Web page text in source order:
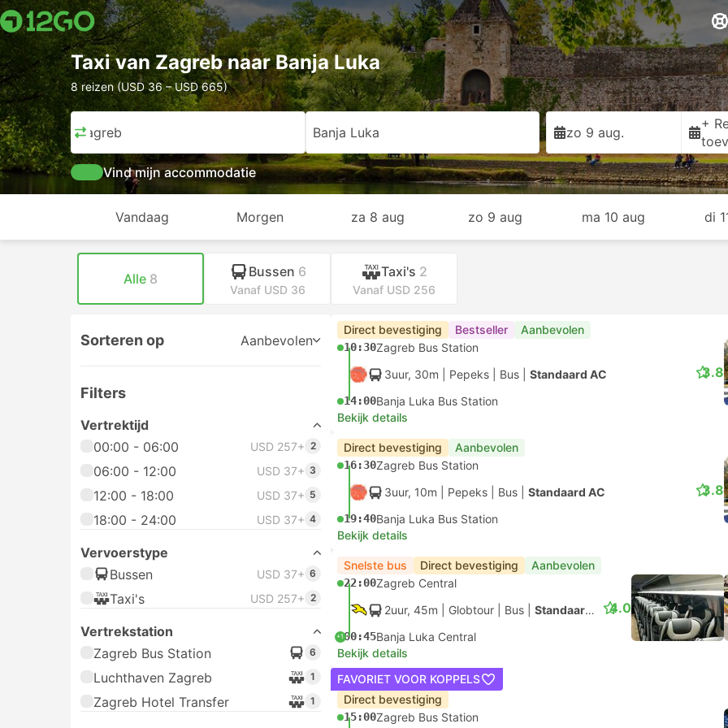
Taxi van Zagreb naar Banja Luka
8 reizen (USD 36 – USD 665)
Zagreb Banja Luka zo 9 aug.
+
Vind mijn accommodatie
Vandaag Morgen za 8 aug zo 9 aug ma 10 aug di
Alle 8 Bussen 6
Vanaf USD 36
Taxi's 2
Vanaf USD 256
Sorteren op Aanbevolen
Filters
Vertrektijd
00:00 - 06:00
USD 257+ 2
06:00 - 12:00 USD 37+ 3
12:00 - 18:00 USD 37+ 5
18:00 - 24:00 USD 37+ 4
Vervoerstype
Bussen
USD 37+ 6
Taxi's USD 257+ 2
Vertrekstation
Zagreb Bus Station
6
Luchthaven Zagreb 1
Zagreb Hotel Transfer 1
Direct bevestiging Bestseller Aanbevolen
10:30Zagreb Bus Station
3uur, 30m | Pepeks Bus Standaard AC
14:00Banja Luka Bus Station
3.8
Bekijk details
Direct bevestiging Aanbevolen
16:30Zagreb Bus Station
3uur, 10m | Pepeks Bus Standaard AC
19:40Banja Luka Bus Station
3.8
Bekijk details
Snelste bus Direct bevestiging Aanbevolen
22:00Zagreb Central
2uur, 45m | Globtour Bus Standaard AC
+100:45Banja Luka Central
4.0
Bekijk details
FAVORIET VOOR KOPPELS
Direct bevestiging
15:00Zagreb Bus Station